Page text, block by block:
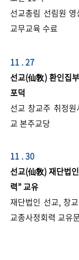
선교총림 선림원
교무교육 수료
11 . 27
선교(仙敎) 환인집
포덕
선교 창교주 취정
교 본주교당
11 . 30
선교(仙敎) 재단법
력” 교유
재단법인 선교, 창
교종사정회력 교유